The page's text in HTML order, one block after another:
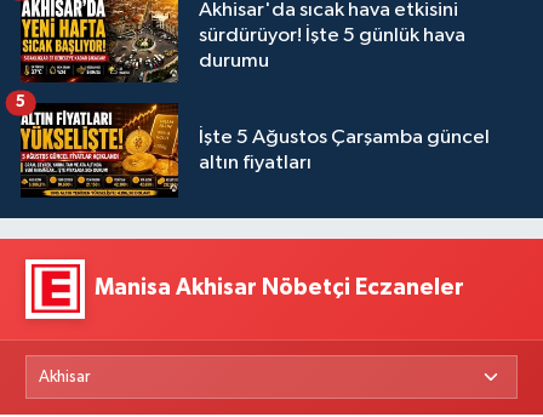
Akhisar'da sıcak hava etkisini
sürdürüyor! İşte 5 günlük hava
durumu
İşte 5 Ağustos Çarşamba güncel
altın fiyatları
5
Manisa Akhisar Nöbetçi Eczaneler